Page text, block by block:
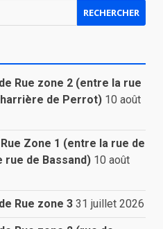
Rue zone 2 (entre la rue
de Perrot) 10 août
Zone 1 (entre la rue de
rue de Bassand) 10 août
Rue zone 3 31 juillet 2026